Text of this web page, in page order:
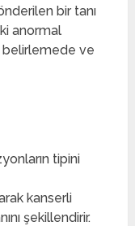
bir tanı
anormal
belirlemede ve
tipini
kanserli
şekillendirir.